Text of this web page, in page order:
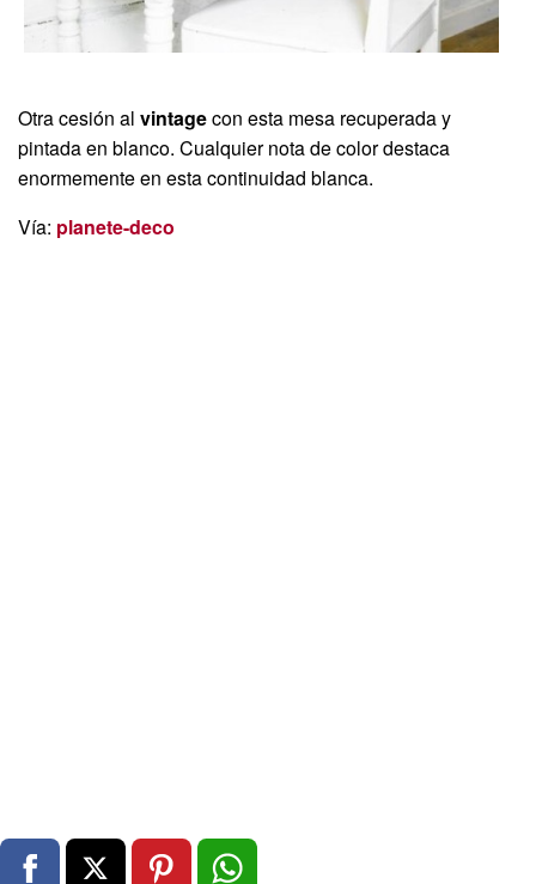
Otra cesión al vintagecon esta mesa recuperada y
pintada en blanco. Cualquier nota de color destaca
enormemente en esta continuidad blanca.
Vía: planete-deco